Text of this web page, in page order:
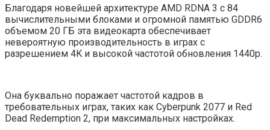
Благодаря новейшей архитектуре AMD RDNA 3 с 84
вычислительными блоками и огромной памятью GDDR6
объемом 20 ГБ эта видеокарта обеспечивает
невероятную производительность в играх с
разрешением 4K и высокой частотой обновления 1440p.
Она буквально поражает частотой кадров в
требовательных играх, таких как Cyberpunk 2077 и Red
Dead Redemption 2, при максимальных настройках.